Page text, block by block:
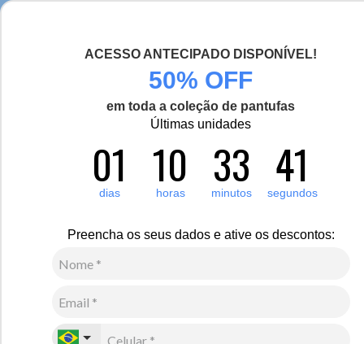
ACESSO ANTECIPADO DISPONÍVEL!
50% OFF
em toda a coleção de pantufas
Últimas unidades
01
dias 10
horas 33
minutos 40
segundos
Preencha os seus dados e ative os descontos:
Avaliações
Gorro masculino forrado em lã Munique
Ver Parcelas
Azul